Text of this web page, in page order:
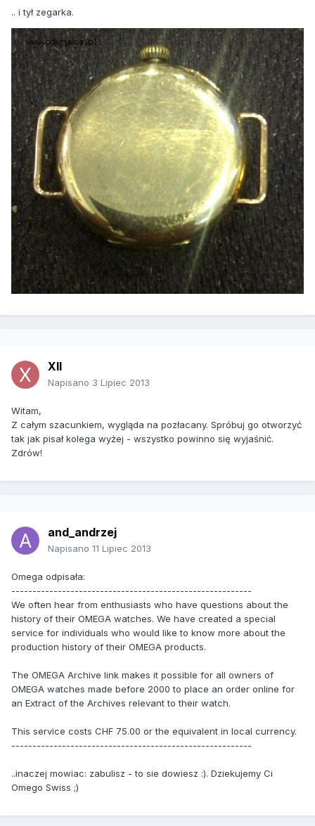
.. i tył zegarka.
XII
Napisano 3 Lipiec 2013
Witam,
Z całym szacunkiem, wygląda na pozłacany. Spróbuj go otworzyć
tak jak pisał kolega wyżej - wszystko powinno się wyjaśnić.
Zdrów!
and_andrzej
Napisano 11 Lipiec 2013
Omega odpisała:
---------------------------------------------------------
We often hear from enthusiasts who have questions about the
history of their OMEGA watches. We have created a special
service for individuals who would like to know more about the
production history of their OMEGA products.
The OMEGA Archive link makes it possible for all owners of
OMEGA watches made before 2000 to place an order online for
an Extract of the Archives relevant to their watch.
This service costs CHF 75.00 or the equivalent in local currency.
---------------------------------------------------------
..inaczej mowiac: zabulisz - to sie dowiesz :). Dziekujemy Ci
Omego Swiss ;)